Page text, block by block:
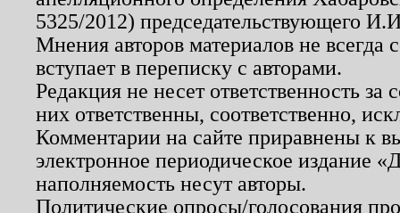
5325/2012) председательствующего
Мнения авторов материалов не
вступает в переписку с авторами.
Редакция не несет ответственность
них ответственны, соответственно,
Комментарии на сайте приравнены к
электронное периодическое издание
наполняемость несут авторы.
Политические опросы/голосования